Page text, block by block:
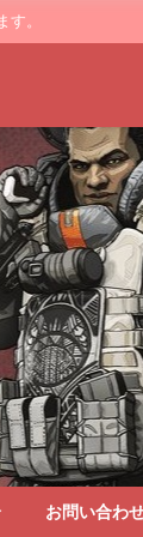
す。
お問い合わ